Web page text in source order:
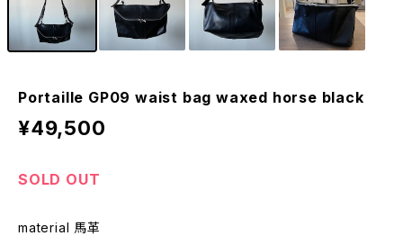
Portaille GP09 waist bag waxed horse black
¥49,500
SOLD OUT
material 馬革